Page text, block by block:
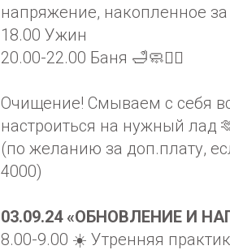
напряжение, накопленное
18.00 Ужин
20.00-22.00 Баня 🛁🧼🧖‍♀️
Очищение! Смываем с себя
настроиться на нужный лад
(по желанию за доп.плату,
4000)
03.09.24 «ОБНОВЛЕНИЕ И
8.00-9.00 ☀️ Утренняя